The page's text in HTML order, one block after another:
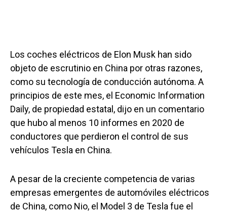
Los coches eléctricos de Elon Musk han sido
objeto de escrutinio en China por otras razones,
como su tecnología de conducción autónoma. A
principios de este mes, el Economic Information
Daily, de propiedad estatal, dijo en un comentario
que hubo al menos 10 informes en 2020 de
conductores que perdieron el control de sus
vehículos Tesla en China.
A pesar de la creciente competencia de varias
empresas emergentes de automóviles eléctricos
de China, como Nio, el Model 3 de Tesla fue el